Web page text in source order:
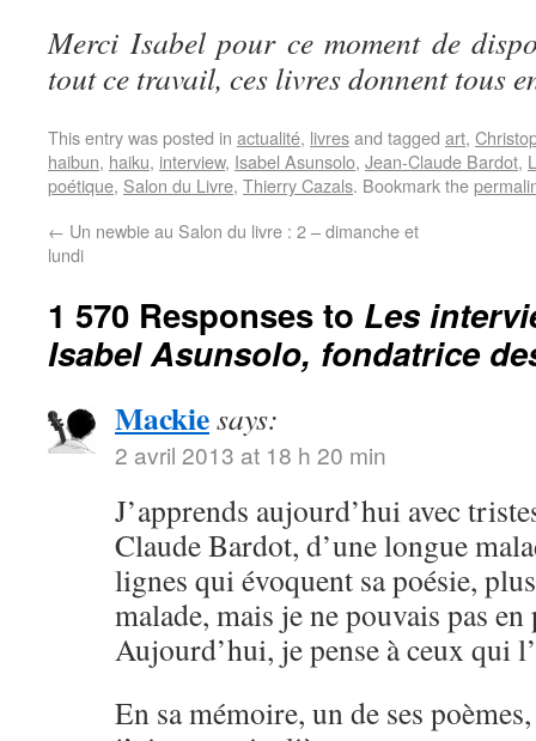
Merci Isabel pour ce moment de
tout ce travail, ces livres donnent tous
This entry was posted in actualité, livresand tagged art,
haibun, haiku, interview, Isabel Asunsolo, Jean-Claude Bardot,
poétique, Salon du Livre, Thierry Cazals. Bookmark the
← Un newbie au Salon du livre : 2 – dimanche et
lundi
1 570 Responses to Les
Isabel Asunsolo, fondatrice
Mackiesays:
2 avril 2013 at 18 h 20 min
J’apprends aujourd’hui avec
Claude Bardot, d’une longue
lignes qui évoquent sa poésie,
malade, mais je ne pouvais pas
Aujourd’hui, je pense à ceux qui
En sa mémoire, un de ses